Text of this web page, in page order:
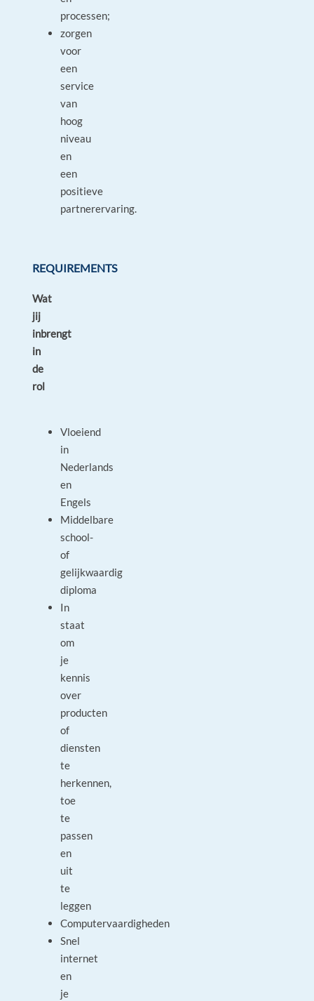
processen;
zorgen
voor
een
service
van
hoog
niveau
en
een
positieve
partnerervaring.
REQUIREMENTS
Wat
jij
inbrengt
in
de
rol
Vloeiend
in
Nederlands
en
Engels
Middelbare
school-
of
gelijkwaardig
diploma
In
staat
om
je
kennis
over
producten
of
diensten
te
herkennen,
toe
te
passen
en
uit
te
leggen
Computervaardigheden
Snel
internet
en
je